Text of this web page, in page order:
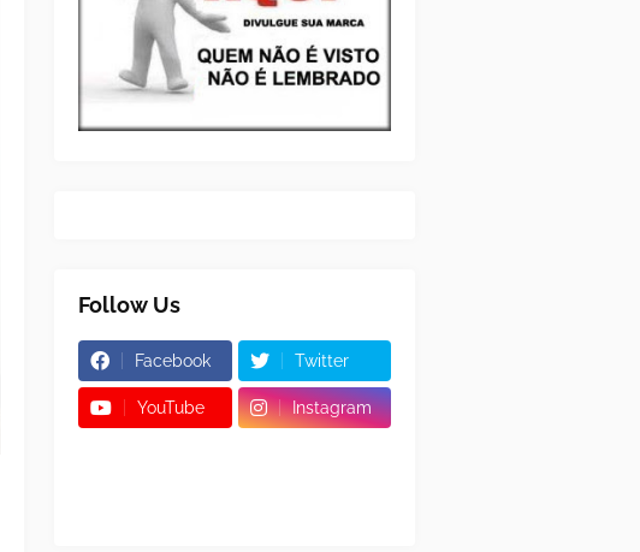
Follow Us
Facebook Twitter
YouTube Instagram